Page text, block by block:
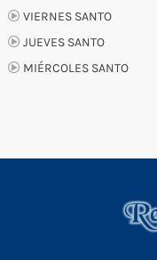
VIERNES SANTO
JUEVES SANTO
MIÉRCOLES SANTO